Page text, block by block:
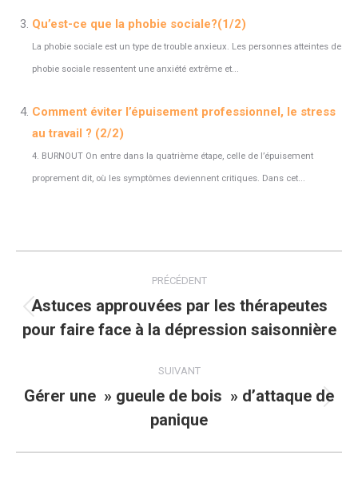
Qu’est-ce que la phobie sociale?(1/2)
La phobie sociale est un type de trouble anxieux. Les personnes atteintes de
phobie sociale ressentent une anxiété extrême et...
Comment éviter l’épuisement professionnel, le stress
au travail ? (2/2)
4. BURNOUT On entre dans la quatrième étape, celle de l’épuisement
proprement dit, où les symptômes deviennent critiques. Dans cet...
article
PRÉCÉDENT
Article
précédent
Astuces approuvées par les thérapeutes
pour faire face à la dépression saisonnière
SUIVANT
Article
suivant
:
Gérer une » gueule de bois » d’attaque de
panique